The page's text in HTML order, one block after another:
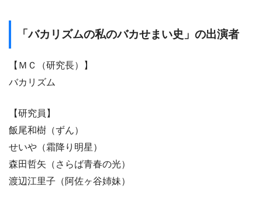
「バカリズムの私のバカせまい史」の出演者
【ＭＣ（研究長）】
バカリズム
【研究員】
飯尾和樹（ずん）
せいや（霜降り明星）
森田哲矢（さらば青春の光）
渡辺江里子（阿佐ヶ谷姉妹）